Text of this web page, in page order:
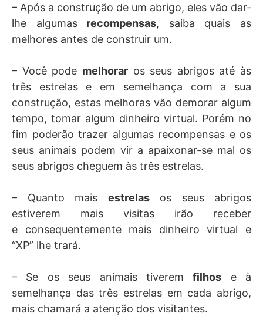
– Após a construção de um abrigo, eles vão dar-
lhe algumasrecompensas, saiba quais as
melhores antes de construir um.
– Você pode melhoraros seus abrigos até às
três estrelas e em semelhança com a sua
construção, estas melhoras vão demorar algum
tempo, tomar algum dinheiro virtual. Porém no
fim poderão trazer algumas recompensas e os
seus animais podem vir a apaixonar-se mal os
seus abrigos cheguem às três estrelas.
– Quanto mais estrelasos seus abrigos
estiverem mais visitas irão receber
e consequentemente mais dinheiro virtual e
“XP” lhe trará.
– Se os seus animais tiveremfilhos e à
semelhança das três estrelas em cada abrigo,
mais chamará a atenção dos visitantes.